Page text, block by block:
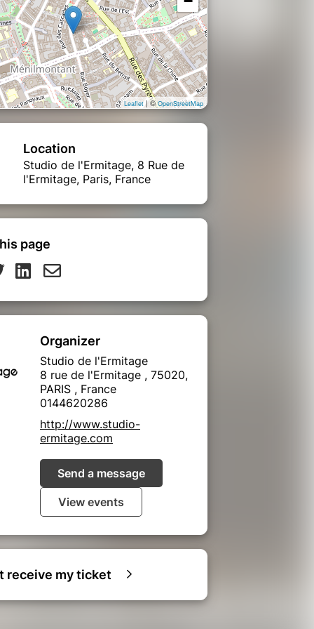
Leaflet | ©OpenStreetMap
Location
Studio de l'Ermitage, 8 Rue de
l'Ermitage, Paris, France
page
Organizer
Studio de l'Ermitage
8 rue de l'Ermitage , 75020,
PARIS , France
0144620286
http://www.studio-
ermitage.com
Send a message
View events
receive my ticket